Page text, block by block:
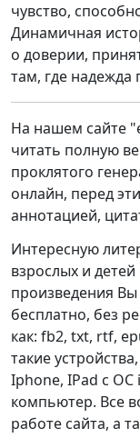
чувство,
Динамичная
о доверии,
там, где надежда
На нашем сайте
читать полную
проклятого
онлайн, перед
аннотацией,
Интересную
взрослых и
произведения
бесплатно, без
как: fb2, txt, rtf,
такие
Iphone, IPad с ОС
компьютер. Все
работе сайта, а